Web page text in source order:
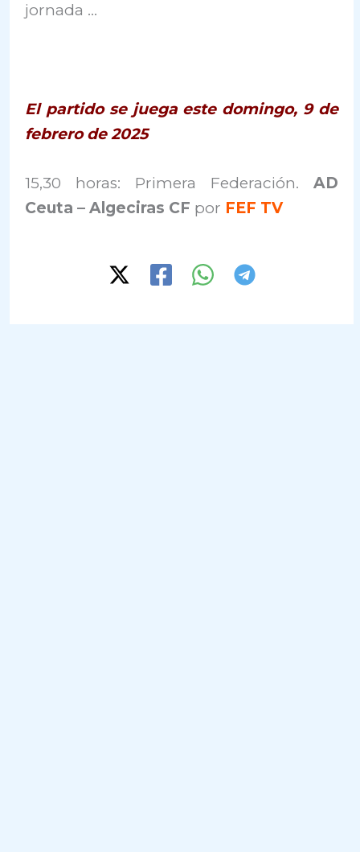
jornada …
El partido se juega este domingo, 9 de
febrero de 2025
15,30 horas: Primera Federación. AD
Ceuta – Algeciras CF por FEF TV